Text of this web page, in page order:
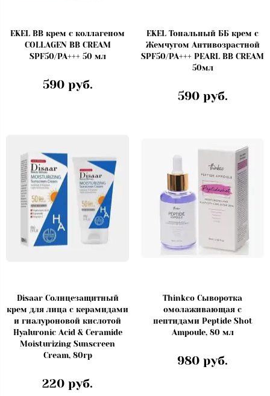
EKEL BB крем с коллагеном
COLLAGEN BB CREAM
SPF50/PA+++ 50 мл
590 руб.
EKEL Тональный ББ крем с
Жемчугом Антивозрастной
SPF50/PA+++ PEARL BB CREAM
50мл
590 руб.
Disaar Солнцезащитный
крем для лица с керамидами
и гиалуроновой кислотой
Hyaluronic Acid & Ceramide
Moisturizing Sunscreen
Cream, 80гр
220 руб.
Thinkco Сыворотка
омолаживающая с
пептидами Peptide Shot
Ampoule, 80 мл
980 руб.